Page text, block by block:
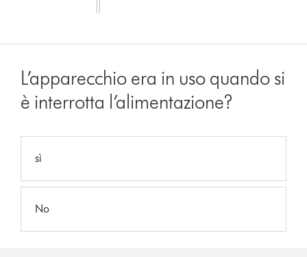
L’apparecchio era in uso quando si
è interrotta l’alimentazione?
sì
No